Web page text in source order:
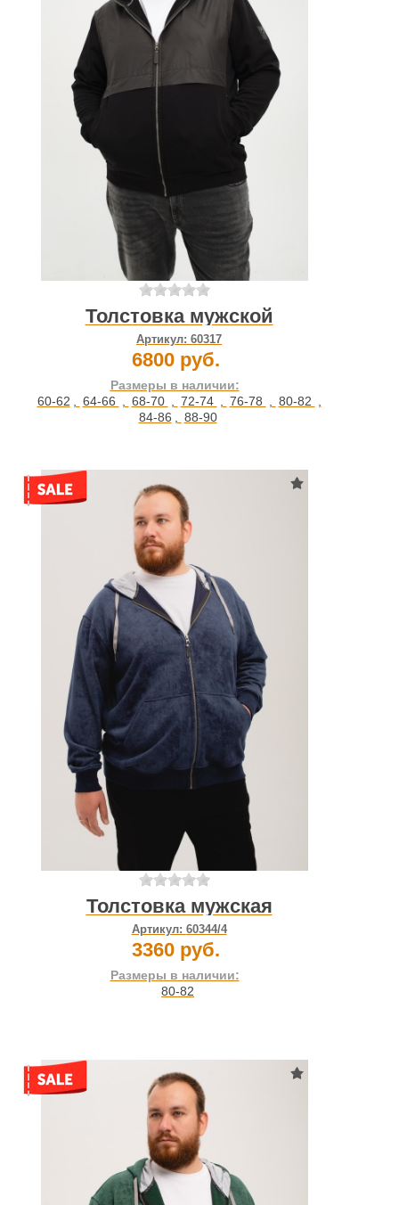
Толстовка мужской
Артикул: 60317
6800 руб.
Размеры в наличии:
60-62 , 64-66 , 68-70 , 72-74 , 76-78 , 80-82 ,
84-86 , 88-90
Толстовка мужская
Артикул: 60344/4
3360 руб.
Размеры в наличии:
80-82